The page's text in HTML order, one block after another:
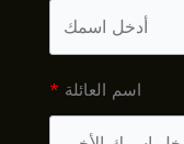
اسم العائلة